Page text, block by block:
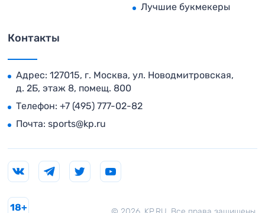
Лучшие букмекеры
Контакты
Адрес: 127015, г. Москва, ул. Новодмитровская,
д. 2Б, этаж 8, помещ. 800
Телефон: +7 (495) 777-02-82
Почта: sports@kp.ru
18+